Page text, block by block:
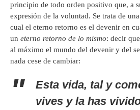
principio de todo orden positivo que, a
expresión de la voluntad. Se trata de
cual el eterno retorno es el devenir en
un eterno retorno de lo mismo: decir
al máximo el mundo del devenir y del
nada cese de cambiar:
Esta vida, tal y
vives y la has